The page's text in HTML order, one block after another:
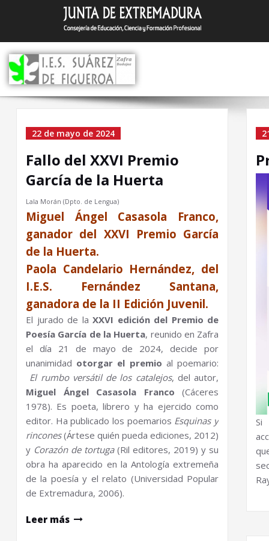
Saltar
contenido
Categoría el Sin
22 de mayo de 2024
Fallo del XXVI Premio
García de la Huerta
Lala Morán (Dpto. de Lengua)
Miguel Ángel Casasola Franco,
ganador del XXVI Premio García
de la Huerta.
Paola Candelario Hernández, del
I.E.S. Fernández Santana,
ganadora de la II Edición Juvenil.
El jurado de laXXVI edición del Premio de
Poesía García de la Huerta, reunido en Zafra
el día 21 de mayo de 2024, decide por
unanimidad otorgar el premio al poemario:
El rumbo versátil de los catalejos, del autor,
Miguel Ángel Casasola Franco (Cáceres
1978). Es poeta, librero y ha ejercido como
editor. Ha publicado los poemarios Esquinas y
rincones(Ártese quién pueda ediciones, 2012)
y Corazón de tortuga(Ril editores, 2019) y su
obra ha aparecido en la Antología extremeña
de la poesía y el relato (Universidad Popular
de Extremadura, 2006).
Leer más
Si